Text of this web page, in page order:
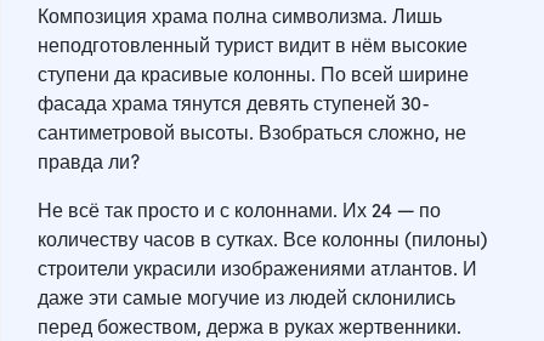
Композиция храма полна символизма. Лишь
неподготовленный турист видит в нём высокие
ступени да красивые колонны. По всей ширине
фасада храма тянутся девять ступеней 30-
сантиметровой высоты. Взобраться сложно, не
правда ли?
Не всё так просто и с колоннами. Их 24 — по
количеству часов в сутках. Все колонны (пилоны)
строители украсили изображениями атлантов. И
даже эти самые могучие из людей склонились
перед божеством, держа в руках жертвенники.